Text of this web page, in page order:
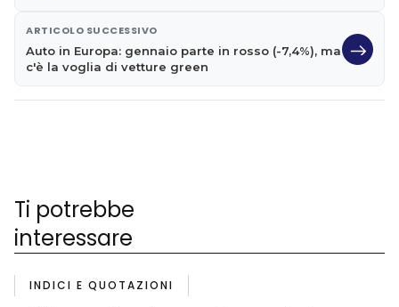
ARTICOLO SUCCESSIVO
Auto in Europa: gennaio parte in rosso (-7,4%), ma
c'è la voglia di vetture green
Ti potrebbe
interessare
INDICI E QUOTAZIONI